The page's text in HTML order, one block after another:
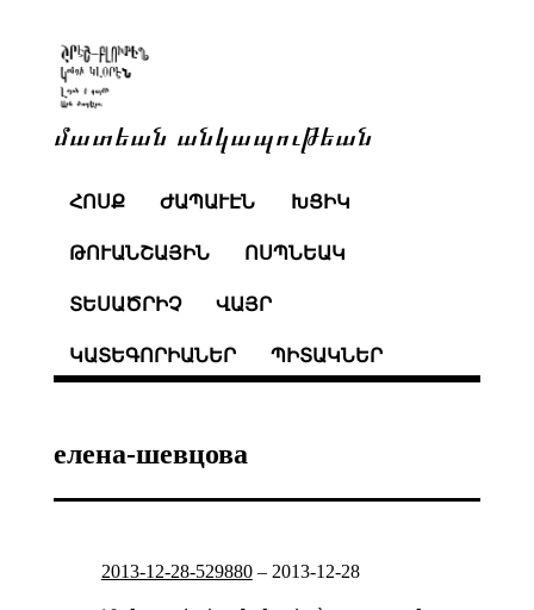
մատեան անկապութեան
ՀՈՍՔ ԺԱՊԱՒԷՆ ԽՑԻԿ
ԹՈՒԱՆՇԱՅԻՆ ՈՍՊՆԵԱԿ
ՏԵՍԱԾՐԻՉ ՎԱՅՐ
ԿԱՏԵԳՈՐԻԱՆԵՐ ՊԻՏԱԿՆԵՐ
елена-шевцова
2013-12-28-529880– 2013-12-28